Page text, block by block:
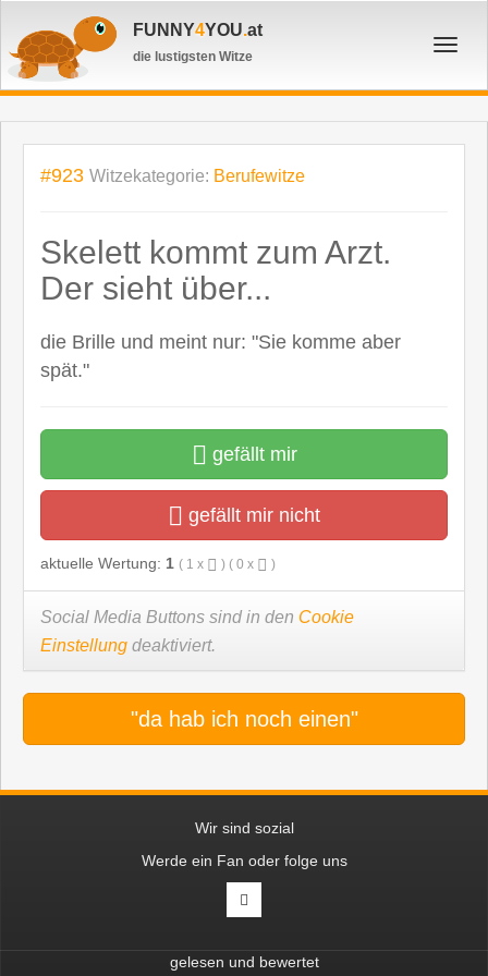
FUNNY4YOU.at
die lustigsten Witze
#923 Witzekategorie: Berufewitze
Skelett kommt zum Arzt.
Der sieht über...
die Brille und meint nur: "Sie komme aber
spät."
gefällt mir
gefällt mir nicht
aktuelle Wertung: 1 ( 1 x ) ( 0 x )
Social Media Buttons sind in den Cookie
Einstellung deaktiviert.
"da hab ich noch einen"
Wir sind sozial
Werde ein Fan oder folge uns
gelesen und bewertet